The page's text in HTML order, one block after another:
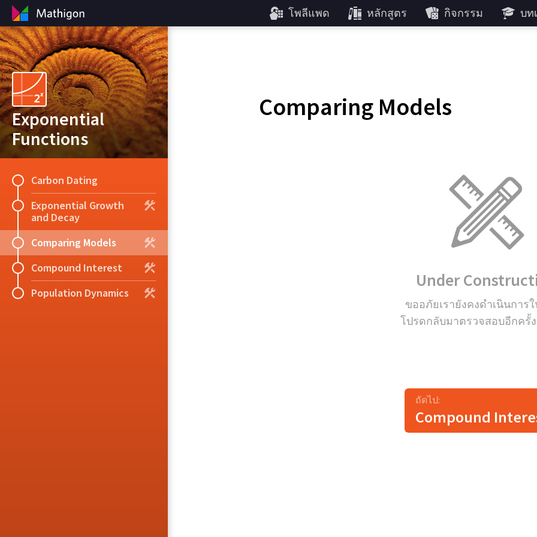
โพลีแพด หลักสูตร กิจกรรม บท
Exponential
Functions
Carbon Dating
Exponential Growth
and Decay
Comparing Models
Compound Interest
Population Dynamics
Comparing Models
Under
ขออภัยเรายังคงดำเนินการ
โปรดกลับมาตรวจสอบอีกครั้ง
ถัดไป:
Compound